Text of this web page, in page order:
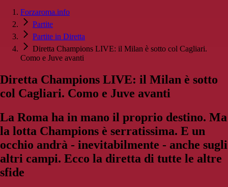
Forzaroma.info
Partite
Partite in Diretta
Diretta Champions LIVE: il Milan è sotto col Cagliari.
Como e Juve avanti
Diretta Champions LIVE: il Milan è sotto
col Cagliari. Como e Juve avanti
La Roma ha in mano il proprio destino. Ma
la lotta Champions è serratissima. E un
occhio andrà - inevitabilmente - anche sugli
altri campi. Ecco la diretta di tutte le altre
sfide